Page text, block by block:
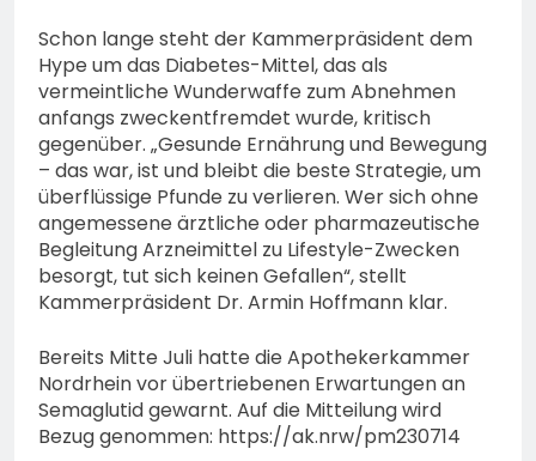
Schon lange steht der Kammerpräsident dem
Hype um das Diabetes-Mittel, das als
vermeintliche Wunderwaffe zum Abnehmen
anfangs zweckentfremdet wurde, kritisch
gegenüber. „Gesunde Ernährung und Bewegung
– das war, ist und bleibt die beste Strategie, um
überflüssige Pfunde zu verlieren. Wer sich ohne
angemessene ärztliche oder pharmazeutische
Begleitung Arzneimittel zu Lifestyle-Zwecken
besorgt, tut sich keinen Gefallen“, stellt
Kammerpräsident Dr. Armin Hoffmann klar.
Bereits Mitte Juli hatte die Apothekerkammer
Nordrhein vor übertriebenen Erwartungen an
Semaglutid gewarnt. Auf die Mitteilung wird
Bezug genommen: https://ak.nrw/pm230714